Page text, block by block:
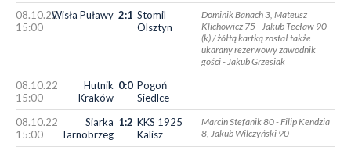
08.10.22
15:00
Wisła Puławy 2:1 Stomil
Olsztyn
Dominik Banach 3, Mateusz
Klichowicz 75 - Jakub Tecław 90
(k) / żółtą kartką został także
ukarany rezerwowy zawodnik
gości - Jakub Grzesiak
08.10.22
15:00
Hutnik
Kraków
0:0 Pogoń
Siedlce
08.10.22
15:00
Siarka
Tarnobrzeg
1:2 KKS 1925
Kalisz
Marcin Stefanik 80 - Filip Kendzia
8, Jakub Wilczyński 90